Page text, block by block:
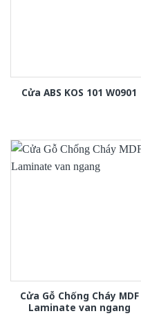
Cửa ABS KOS 101 W0901
Cửa Gỗ Chống Cháy MDF
Laminate van ngang